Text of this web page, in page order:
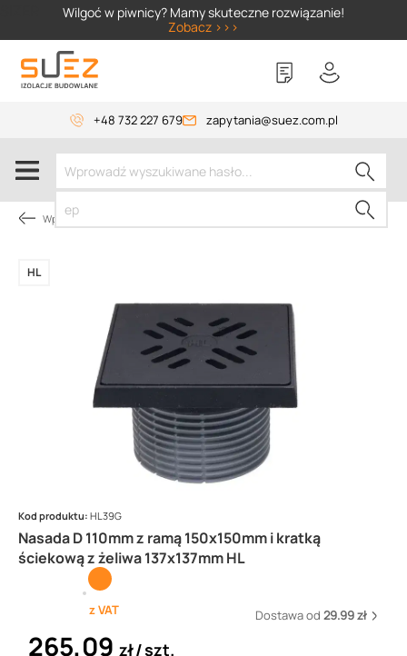
Wilgoć w piwnicy? Mamy skuteczne rozwiązanie!
Zobacz >>>
+48 732 227 679 zapytania@suez.com.pl
Wpusty i akcesoria
Nasada D 110mm z ramą 150x150mm i kratką
ściekową z żeliwa 137x137mm HL
HL
Kod produktu: HL39G
z VAT Dostawa od 29.99 zł
265,09 zł szt.